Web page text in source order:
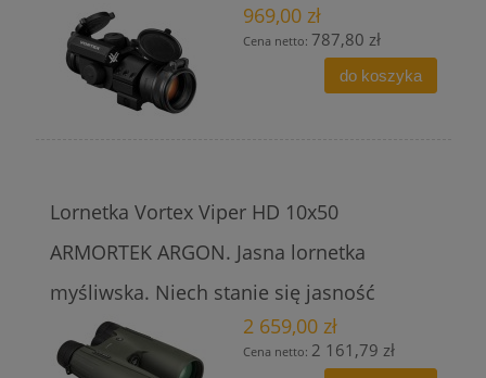
969,00 zł
Cena netto: 787,80 zł
do koszyka
Lornetka Vortex Viper HD 10x50
ARMORTEK ARGON. Jasna lornetka
myśliwska. Niech stanie się jasność
2 659,00 zł
Cena netto: 2 161,79 zł